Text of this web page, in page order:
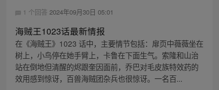
1 个回答 2024年09月30日 05:01
海贼王1023话最新情报
在《海贼王》1023 话中，主要情节包括：扉页中薇薇坐在
树上，小鸟停在她手臂上，卡鲁在下面生气。索隆和山治
站在倒地但清醒的烬跟奎因面前，乔巴对毛皮族特效药的
效用感到惊讶，百兽海贼团杂兵也很惊讶。一名百...